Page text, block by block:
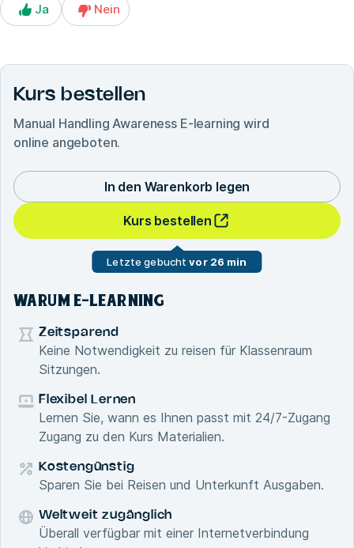
Ja Nein
Kurs bestellen
Manual Handling Awareness E-learning wird
online angeboten.
In den Warenkorb legen
Kurs bestellen
Letzte gebuchtvor 26 min
WARUM E-LEARNING
Zeitsparend
Keine Notwendigkeit zu reisen für Klassenraum
Sitzungen.
Flexibel Lernen
Lernen Sie, wann es Ihnen passt mit 24/7-Zugang
Zugang zu den Kurs Materialien.
Kostengünstig
Sparen Sie bei Reisen und Unterkunft Ausgaben.
Weltweit zugänglich
Überall verfügbar mit einer Internetverbindung